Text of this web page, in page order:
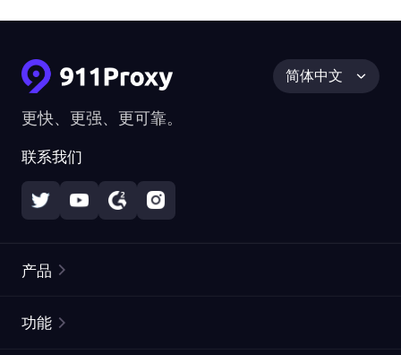
更快、更强、更可靠。
联系我们
简体中文
产品
功能